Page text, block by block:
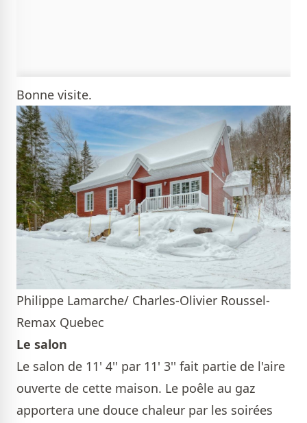
Bonne visite.
Philippe Lamarche/ Charles-Olivier Roussel-
Remax Quebec
Le salon
Le salon de 11' 4'' par 11' 3'' fait partie de l'aire
ouverte de cette maison. Le poêle au gaz
apportera une douce chaleur par les soirées